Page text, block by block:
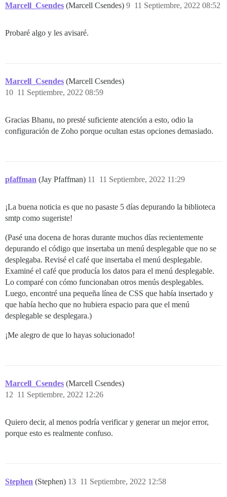
  # DISCOURSE_DEFAULT_LOCALE: en
## será configurado automáticamente por bootstrap
  #UNICORN_WORKERS: 3
  DISCOURSE_HOSTNAME: community.brohosting.eu
## Descomente si desea que el contenedor se inicie
## TODO: Lista de correos electrónicos separados
# SE REQUIEREN DIRECCIÓN SMTP, nombre de usuario y
# ADVERTENCIA: el carácter '#' en la contraseña
  DISCOURSE_SMTP_PORT: 587
  DISCOURSE_SMTP_USER_NAME: info@brohosting.eu
  DISCOURSE_SMTP_PASSWORD: "XXXXXXXXXXXX"
DISCOURSE_SMTP_ENABLE_START_TLS: true           #
  DISCOURSE_SMTP_DOMAIN: brohosting.eu
  DISCOURSE_SMTP_AUTHENTICATION: login
DISCOURSE_NOTIFICATION_EMAIL:
## Si agregó la plantilla Lets Encrypt,
#  LETSENCRYPT_ACCOUNT_EMAIL: info@brohosting.eu
## La dirección CDN http o https para esta
## consulte https://meta.discourse.org/t/14857
## La clave de dirección IP de geolocalización de
volumes:
  - volume:
      host: /var/discourse/shared/standalone
host: /var/discourse/shared/standalone/log/
      guest: /var/log
  after_code:
    - exec:
Marcell_Csendes (Marcell Csendes) 11 Septiembre, 2022 08:52
9
Probaré algo y les avisaré.
Marcell_Csendes (Marcell Csendes)
11 Septiembre, 2022 08:59
10
Gracias Bhanu, no presté suficiente atención a esto, odio la
configuración de Zoho porque ocultan estas opciones demasiado.
pfaffman (Jay Pfaffman) 11 Septiembre, 2022 11:29
11
¡La buena noticia es que no pasaste 5 días depurando la biblioteca
smtp como sugeriste!
(Pasé una docena de horas durante muchos días recientemente
depurando el código que insertaba un menú desplegable que no se
desplegaba. Revisé el café que insertaba el menú desplegable.
Examiné el café que producía los datos para el menú desplegable.
Lo comparé con cómo funcionaban otros menús desplegables.
Luego, encontré una pequeña línea de CSS que había insertado y
que había hecho que no hubiera espacio para que el menú
desplegable se desplegara.)
¡Me alegro de que lo hayas solucionado!
Marcell_Csendes (Marcell Csendes)
11 Septiembre, 2022 12:26
12
Quiero decir, al menos podría verificar y generar un mejor error,
porque esto es realmente confuso.
Stephen (Stephen) 11 Septiembre, 2022 12:58
13